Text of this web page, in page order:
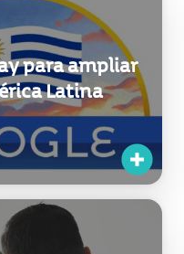
para ampliar
Latina